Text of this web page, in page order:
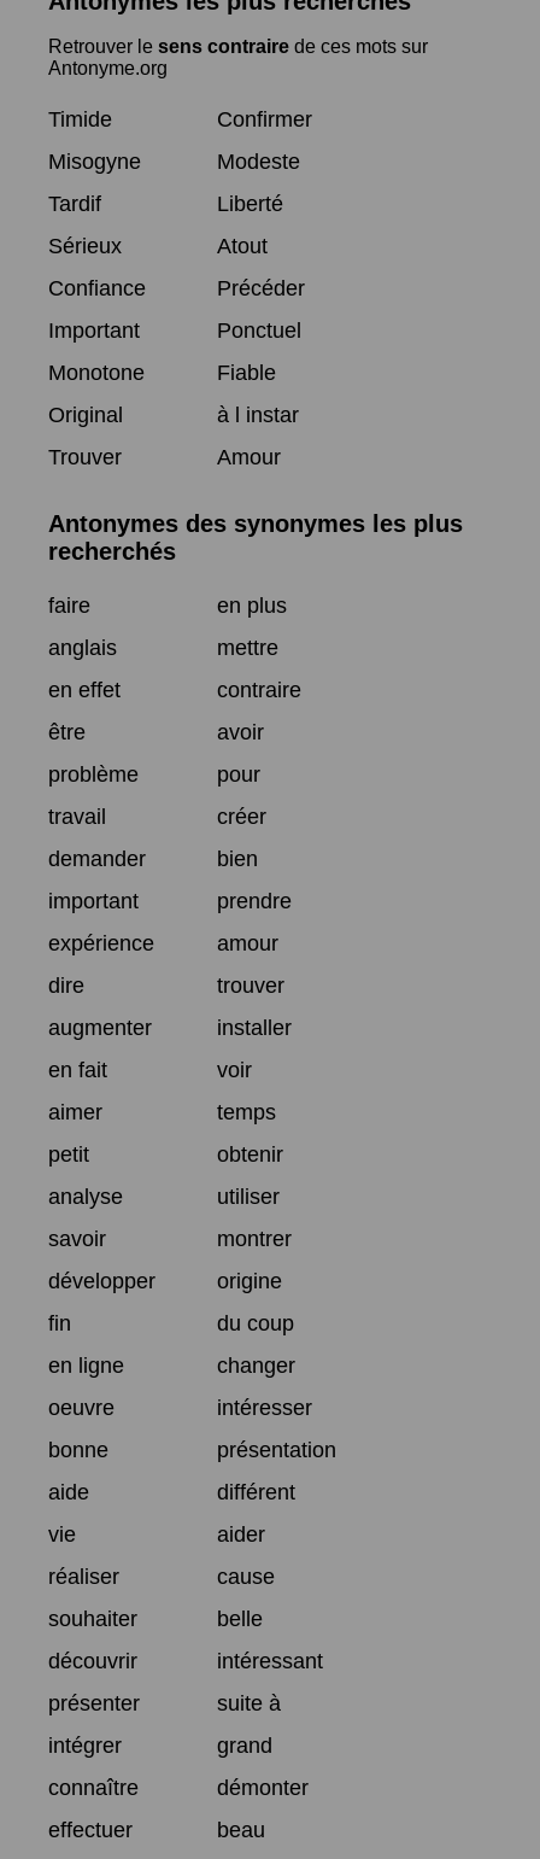
Retrouver le sens contraire de ces mots sur
Antonyme.org
Timide
Confirmer
Misogyne
Modeste
Tardif
Liberté
Sérieux
Atout
Confiance
Précéder
Important
Ponctuel
Monotone
Fiable
Original
à l instar
Trouver
Amour
Antonymes des synonymes les plus
recherchés
faire
en plus
anglais
mettre
en effet
contraire
être
avoir
problème
pour
travail
créer
demander
bien
important
prendre
expérience
amour
dire
trouver
augmenter
installer
en fait
voir
aimer
temps
petit
obtenir
analyse
utiliser
savoir
montrer
développer
origine
fin
du coup
en ligne
changer
oeuvre
intéresser
bonne
présentation
aide
différent
vie
aider
réaliser
cause
souhaiter
belle
découvrir
intéressant
présenter
suite à
intégrer
grand
connaître
démonter
effectuer
beau